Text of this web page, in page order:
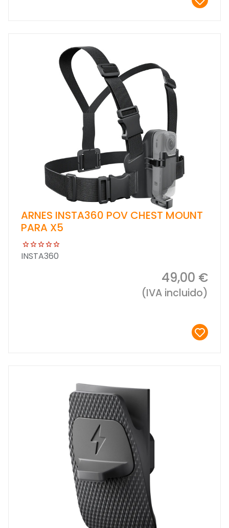
ARNES INSTA360 POV CHEST MOUNT
PARA X5
INSTA360
49,00 €
(IVA incluido)